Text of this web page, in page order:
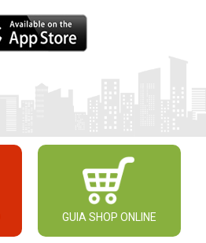
GUIA SHOP ONLINE